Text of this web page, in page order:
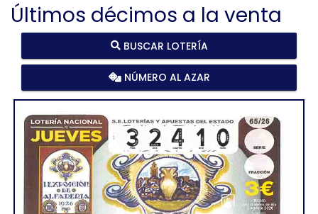
Últimos décimos a la venta
BUSCAR LOTERÍA
NÚMERO AL AZAR